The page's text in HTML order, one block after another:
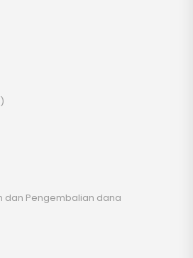
dan Pengembalian dana